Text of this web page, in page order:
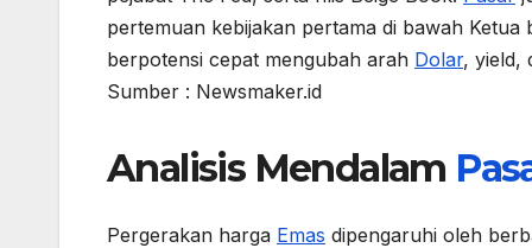
pertemuan kebijakan pertama di bawah
berpotensi cepat mengubah arah Dolar, yield,
Sumber : Newsmaker.id
Analisis Mendalam
Pergerakan harga Emas dipengaruhi oleh